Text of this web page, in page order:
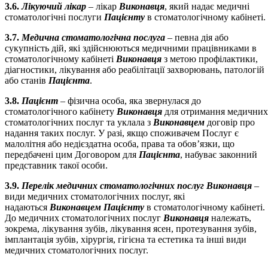
3.6.Лікуючий лікар – лікар Виконавця, який надає медичні
стоматологічні послуги Пацієнту в стоматологічному кабінеті.
3.7. Медична стоматологічна послуга – певна дія або
сукупність дій, які здійснюються медичними працівниками в
стоматологічному кабінеті Виконавця з метою профілактики,
діагностики, лікування або реабілітації захворювань, патологій
або станів Пацієнта.
3.8. Пацієнт – фізична особа, яка звернулася до
стоматологічного кабінету Виконавця для отримання медичних
стоматологічних послуг та уклала з Виконавцем договір про
надання таких послуг. У разі, якщо споживачем Послуг є
малолітня або недієздатна особа, права та обов’язки, що
передбачені цим Договором для Пацієнта, набуває законний
представник такої особи.
3.9. Перелік медичних стоматологічних послуг Виконавця –
види медичних стоматологічних послуг, які
надаються Виконавцем Пацієнту в стоматологічному кабінеті.
До медичних стоматологічних послуг Виконавця належать,
зокрема, лікування зубів, лікування ясен, протезування зубів,
імплантація зубів, хірургія, гігієна та естетика та інші види
медичних стоматологічних послуг.